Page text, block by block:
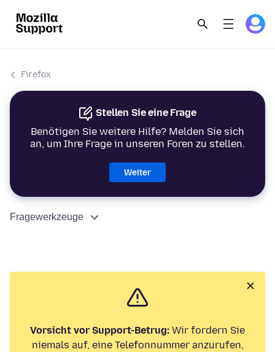
Firefox
Stellen Sie eine Frage
Benötigen Sie weitere Hilfe? Melden Sie sich
an, um Ihre Frage in unseren Foren zu stellen.
Weiter
Fragewerkzeuge
Vorsicht vor Support-Betrug: Wir fordern Sie
niemals auf, eine Telefonnummer anzurufen,